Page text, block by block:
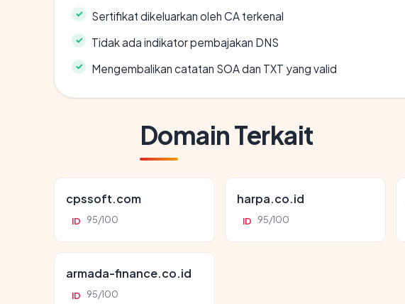
Sertifikat dikeluarkan oleh CA terkenal
Tidak ada indikator pembajakan DNS
Mengembalikan catatan SOA dan TXT yang valid
Domain Terkait
cpssoft.com
ID 95/100
harpa.co.id
ID 95/100
armada-finance.co.id
ID 95/100